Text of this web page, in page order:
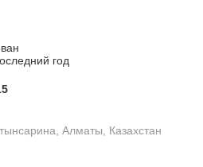
год
Алматы, Казахстан